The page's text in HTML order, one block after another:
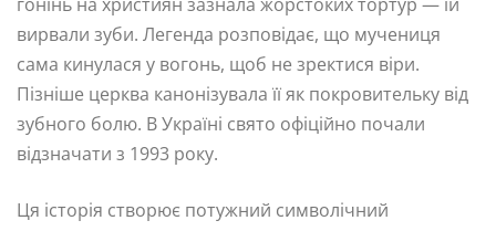
вирвали зуби. Легенда розповідає, що мучениця
сама кинулася у вогонь, щоб не зректися віри.
Пізніше церква канонізувала її як покровительку від
зубного болю. В Україні свято офіційно почали
відзначати з 1993 року.
Ця історія створює потужний символічний